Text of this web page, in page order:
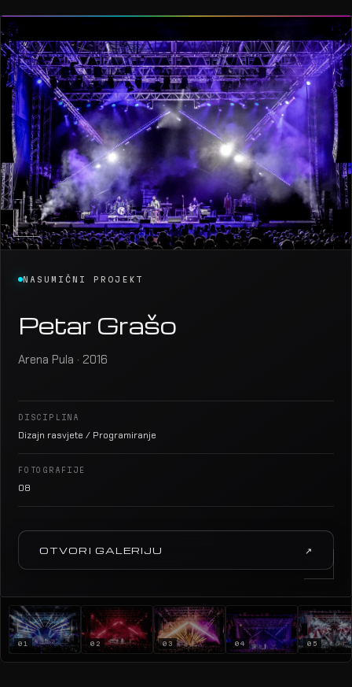
NASUMIČNI PROJEKT
Petar Grašo
Arena Pula · 2016
DISCIPLINA
Dizajn rasvjete / Programiranje
FOTOGRAFIJE
08
OTVORI GALERIJU ↗
01 02 03 04 05